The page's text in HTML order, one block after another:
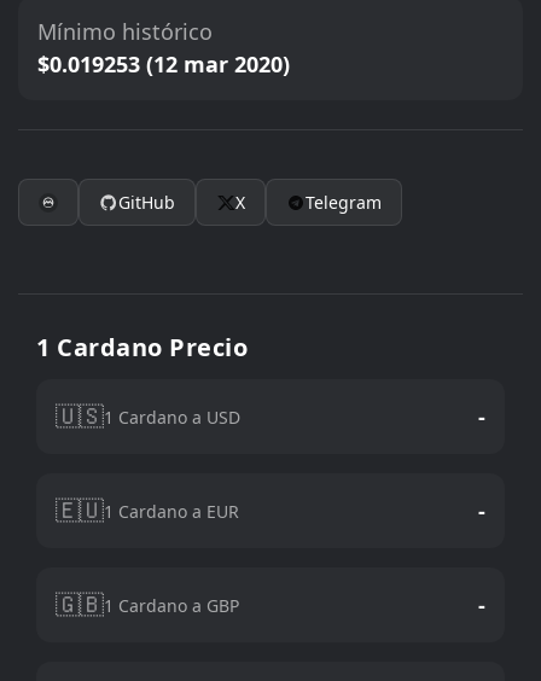
Mínimo histórico
$0.019253 (12 mar 2020)
GitHub X Telegram
1 Cardano Precio
🇺🇸1 Cardano a USD -
🇪🇺1 Cardano a EUR -
🇬🇧1 Cardano a GBP -